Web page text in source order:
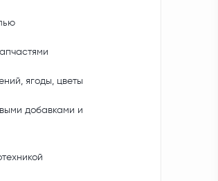
ягоды, цветы
добавками и